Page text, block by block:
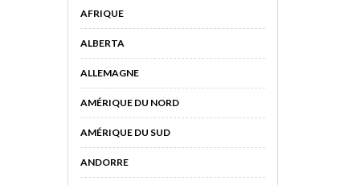
AFRIQUE
ALBERTA
ALLEMAGNE
AMÉRIQUE DU NORD
AMÉRIQUE DU SUD
ANDORRE